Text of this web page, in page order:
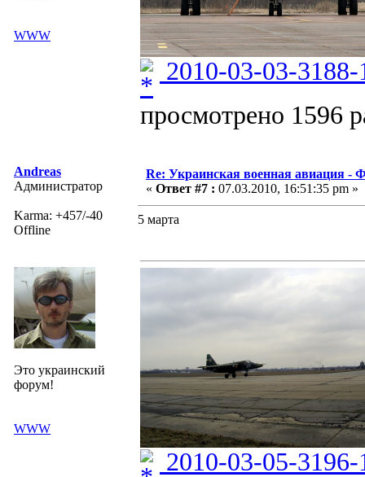
WWW
2010-03-03-
просмотрено 1596
Andreas
Администратор
Karma: +457/-40
Offline
Это украинский
форум!
WWW
Re: Украинская военная авиация -
« Ответ #7 : 07.03.2010, 16:51:35 pm »
5 марта
2010-03-05-